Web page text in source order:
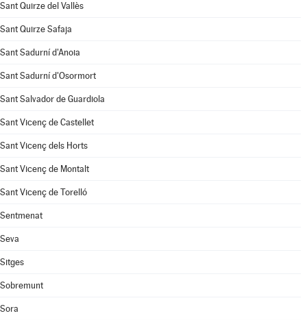
Sant Quirze del Vallès
Sant Quirze Safaja
Sant Sadurní d'Anoia
Sant Sadurní d'Osormort
Sant Salvador de Guardiola
Sant Vicenç de Castellet
Sant Vicenç dels Horts
Sant Vicenç de Montalt
Sant Vicenç de Torelló
Sentmenat
Seva
Sitges
Sobremunt
Sora